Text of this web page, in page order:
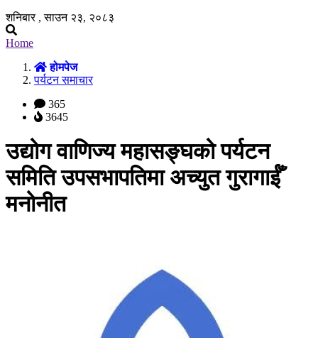
शनिबार , साउन २३, २०८३
Home
होमपेज
पर्यटन समाचार
365
3645
उद्योग वाणिज्य महासङ्घको पर्यटन
समिति उपसभापतिमा अच्युत गुरागाईँ
मनोनीत